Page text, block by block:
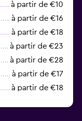
à partir de €10
à partir de €16
à partir de €18
à partir de €23
à partir de €28
à partir de €17
à partir de €18